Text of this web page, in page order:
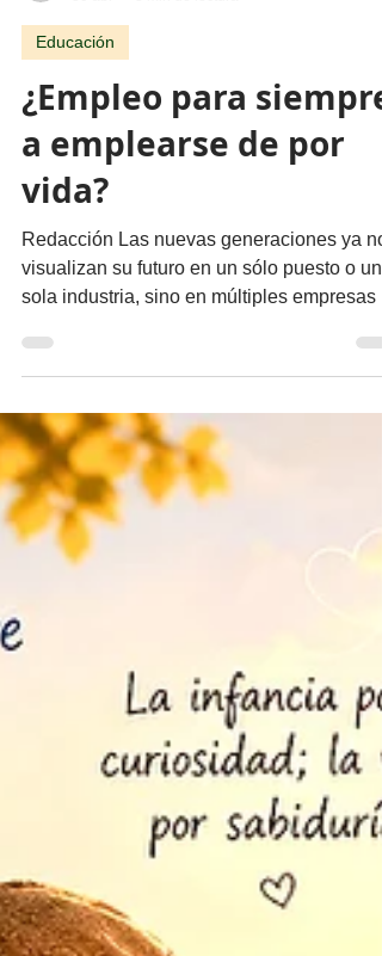
Educación
¿Empleo para siempre
a emplearse de por
vida?
visualizan su futuro en un sólo puesto o una
sola industria, sino en múltiples empresas y
profesional. Más que nunca, la educación
debe entenderse no sólo como un grado
académico, sino como una inversión
estratégica, como un activo financiero que
determina la capacidad de generar valor a
conmemora el 1 de mayo